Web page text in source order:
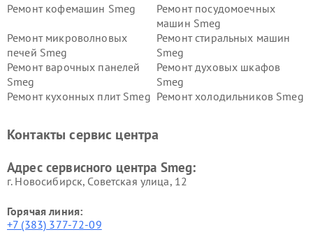
Ремонт кофемашин Smeg
Ремонт посудомоечных
машин Smeg
Ремонт микроволновых
печей Smeg
Ремонт стиральных машин
Smeg
Ремонт варочных панелей
Smeg
Ремонт духовых шкафов
Smeg
Ремонт кухонных плит Smeg Ремонт холодильников Smeg
Контакты сервис центра
Адрес сервисного центра Smeg:
г. Новосибирск, Советская улица, 12
Горячая линия:
+7 (383) 377-72-09